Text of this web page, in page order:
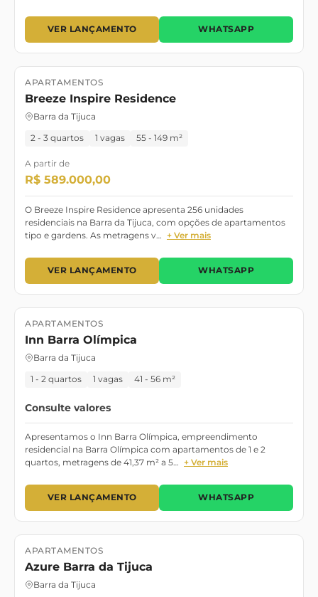
VER LANÇAMENTO WHATSAPP
Lançamento
APARTAMENTOS
Breeze Inspire Residence
Barra da Tijuca
2 - 3 quartos 1 vagas 55 - 149 m²
A partir de
R$ 589.000,00
O Breeze Inspire Residence apresenta 256 unidades
residenciais na Barra da Tijuca, com opções de apartamentos
tipo e gardens. As metragens v… + Ver mais
VER LANÇAMENTO WHATSAPP
Lançamento
APARTAMENTOS
Inn Barra Olímpica
Barra da Tijuca
1 - 2 quartos 1 vagas 41 - 56 m²
Consulte valores
Apresentamos o Inn Barra Olímpica, empreendimento
residencial na Barra Olímpica com apartamentos de 1 e 2
quartos, metragens de 41,37 m² a 5… + Ver mais
VER LANÇAMENTO WHATSAPP
Lançamento
APARTAMENTOS
Azure Barra da Tijuca
Barra da Tijuca